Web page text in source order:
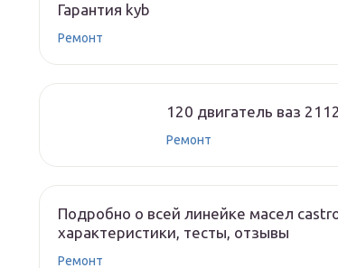
Гарантия kyb
Ремонт
120 двигатель ваз 2112
Ремонт
Подробно о всей линейке масел
характеристики, тесты, отзывы
Ремонт